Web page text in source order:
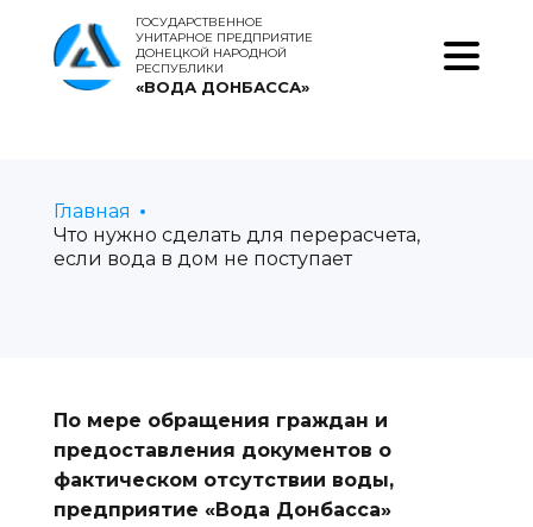
ГОСУДАРСТВЕННОЕ
УНИТАРНОЕ ПРЕДПРИЯТИЕ
ДОНЕЦКОЙ НАРОДНОЙ
РЕСПУБЛИКИ
«ВОДА ДОНБАССА»
Главная
Что нужно сделать для перерасчета,
если вода в дом не поступает
По мере обращения граждан и
предоставления документов о
фактическом отсутствии воды,
предприятие «Вода Донбасса»